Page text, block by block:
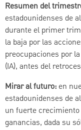
Resumen del
estadounidenses de
durante el primer
la baja por las
preocupaciones por
(IA), antes del
Mirar al futuro:en
estadounidenses de
un fuerte
ganancias, dada su